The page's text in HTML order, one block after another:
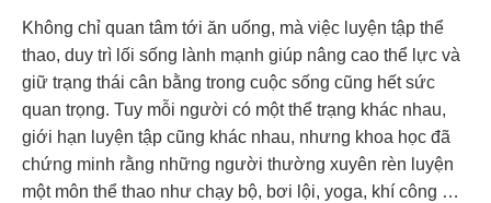
Không chỉ quan tâm tới ăn uống, mà việc luyện tập thể
thao, duy trì lối sống lành mạnh giúp nâng cao thể lực và
giữ trạng thái cân bằng trong cuộc sống cũng hết sức
quan trọng. Tuy mỗi người có một thể trạng khác nhau,
giới hạn luyện tập cũng khác nhau, nhưng khoa học đã
chứng minh rằng những người thường xuyên rèn luyện
một môn thể thao như chạy bộ, bơi lội, yoga, khí công …